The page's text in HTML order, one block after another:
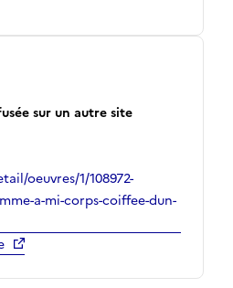
sur un autre site
oeuvres/1/108972-
a-mi-corps-coiffee-dun-